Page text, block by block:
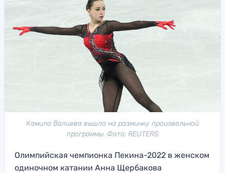
Камила Валиева вышла на разминку произвольной
программы. Фото: REUTERS
Олимпийская чемпионка Пекина-2022 в женском
одиночном катании Анна Щербакова